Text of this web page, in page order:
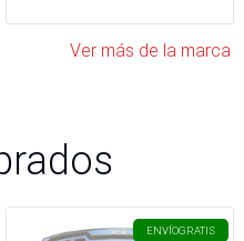
Ver más de la marca
ENVÍOGRATIS